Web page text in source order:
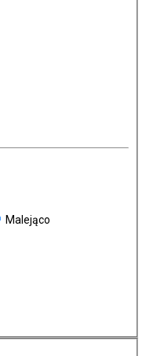
Malejąco